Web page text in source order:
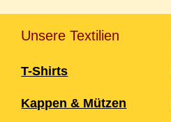
Unsere Textilien
T-Shirts
Kappen & Mützen